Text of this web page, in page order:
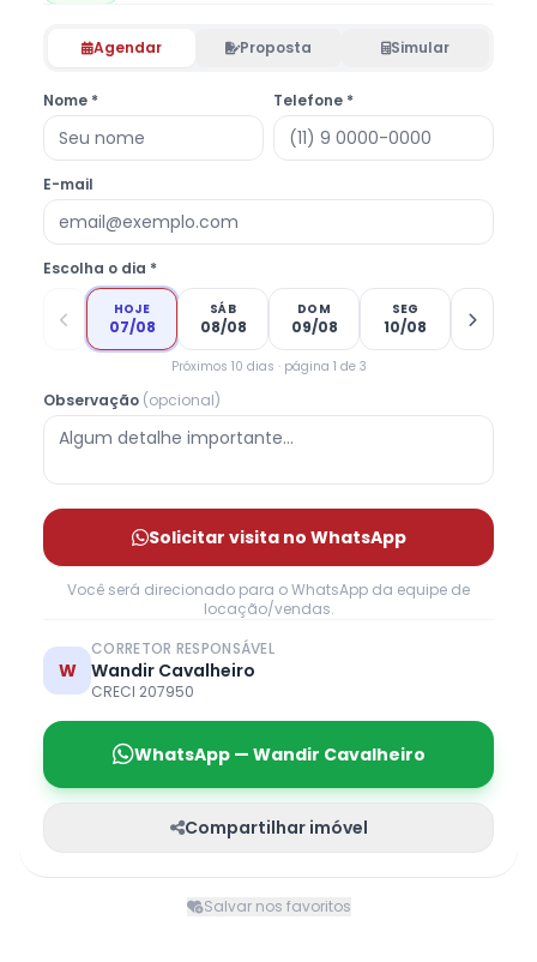
Agendar Proposta Simular
Nome * Telefone *
E-mail
Escolha o dia *
HOJE
07/08
SÁB
08/08
DOM
09/08
SEG
10/08
Próximos 10 dias · página 1 de 3
Observação (opcional)
Solicitar visita no WhatsApp
Você será direcionado para o WhatsApp da equipe de
locação/vendas.
W
CORRETOR RESPONSÁVEL
Wandir Cavalheiro
CRECI 207950
WhatsApp — Wandir Cavalheiro
Compartilhar imóvel
Salvar nos favoritos